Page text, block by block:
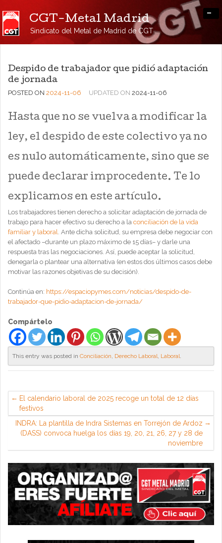
CGT-Metal Madrid
Sindicato del Metal de Madrid de CGT
-
Despido de trabajador que pidió adaptación
de jornada
POSTED ON 2024-11-06 UPDATED ON 2024-11-06
Hasta que no se vuelva a modificar la
ley, el despido de este colectivo ya no
es nulo automáticamente, sino que se
puede declarar improcedente. Te lo
explicamos en este artículo.
Los trabajadores tienen derecho a solicitar adaptación de jornada de
trabajo para hacer efectivo su derecho a la conciliación de la vida
familiar y laboral. Ante dicha solicitud, su empresa debe negociar con
el afectado –durante un plazo máximo de 15 días– y darle una
respuesta tras las negociaciones. Así, puede aceptar la solicitud,
denegarla o plantear una alternativa (en estos dos últimos casos debe
motivar las razones objetivas de su decisión).
Continúa en: https://espaciopymes.com/noticias/despido-de-
trabajador-que-pidio-adaptacion-de-jornada/
Compártelo
This entry was posted in Conciliación, Derecho Laboral, Laboral.
El calendario laboral de 2025 recoge un total de 12 días
festivos
INDRA: La plantilla de Indra Sistemas en Torrejón de Ardoz
(DASS) convoca huelga los días 19, 20, 21, 26, 27 y 28 de
noviembre